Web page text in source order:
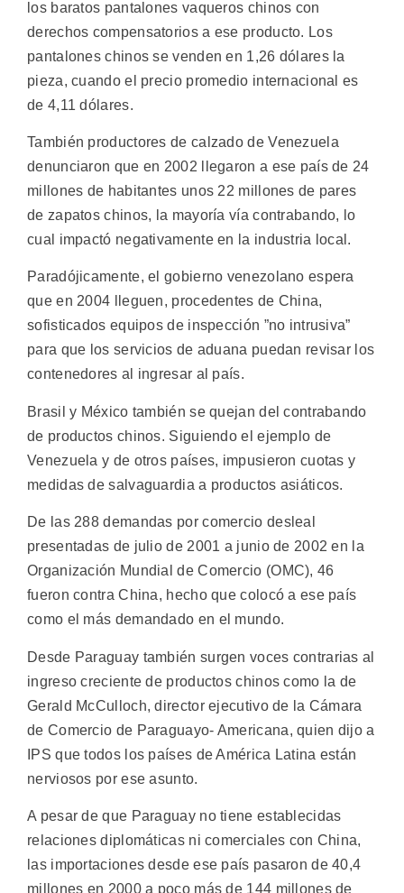
los baratos pantalones vaqueros chinos con
derechos compensatorios a ese producto. Los
pantalones chinos se venden en 1,26 dólares la
pieza, cuando el precio promedio internacional es
de 4,11 dólares.
También productores de calzado de Venezuela
denunciaron que en 2002 llegaron a ese país de 24
millones de habitantes unos 22 millones de pares
de zapatos chinos, la mayoría vía contrabando, lo
cual impactó negativamente en la industria local.
Paradójicamente, el gobierno venezolano espera
que en 2004 lleguen, procedentes de China,
sofisticados equipos de inspección ”no intrusiva”
para que los servicios de aduana puedan revisar los
contenedores al ingresar al país.
Brasil y México también se quejan del contrabando
de productos chinos. Siguiendo el ejemplo de
Venezuela y de otros países, impusieron cuotas y
medidas de salvaguardia a productos asiáticos.
De las 288 demandas por comercio desleal
presentadas de julio de 2001 a junio de 2002 en la
Organización Mundial de Comercio (OMC), 46
fueron contra China, hecho que colocó a ese país
como el más demandado en el mundo.
Desde Paraguay también surgen voces contrarias al
ingreso creciente de productos chinos como la de
Gerald McCulloch, director ejecutivo de la Cámara
de Comercio de Paraguayo- Americana, quien dijo a
IPS que todos los países de América Latina están
nerviosos por ese asunto.
A pesar de que Paraguay no tiene establecidas
relaciones diplomáticas ni comerciales con China,
las importaciones desde ese país pasaron de 40,4
millones en 2000 a poco más de 144 millones de